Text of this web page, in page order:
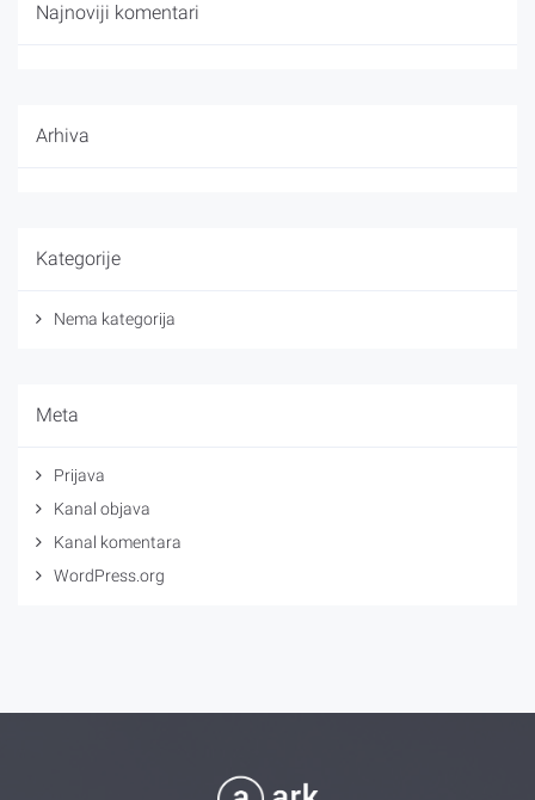
Najnoviji komentari
Arhiva
Kategorije
Nema kategorija
Meta
Prijava
Kanal objava
Kanal komentara
WordPress.org